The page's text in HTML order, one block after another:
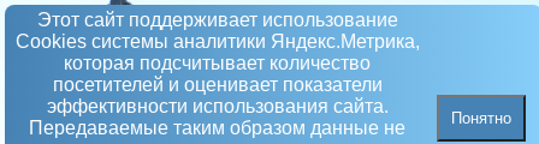
Этот сайт поддерживает использование
Сookies системы аналитики Яндекс.Метрика,
которая подсчитывает количество
посетителей и оценивает показатели
эффективности использования сайта.
Передаваемые таким образом данные не
Понятно